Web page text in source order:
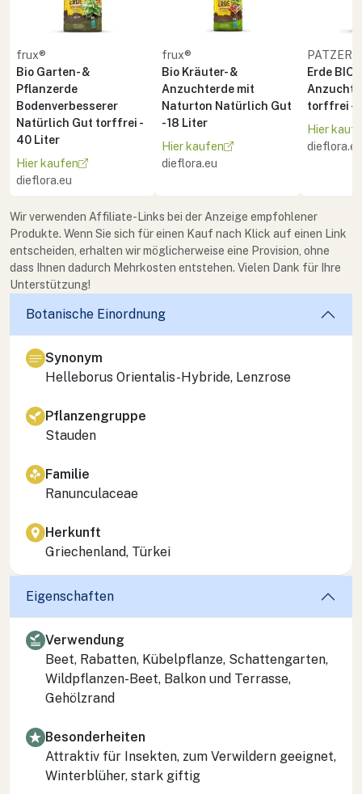
frux®
Bio Garten- &
Pflanzerde
Bodenverbesserer
Natürlich Gut torffrei -
40 Liter
Hier kaufen
dieflora.eu
frux®
Bio Kräuter- &
Anzuchterde mit
Naturton Natürlich Gut
- 18 Liter
Hier kaufen
dieflora.eu
PATZER
Erde
Anzucht
torffrei -
Hier
dieflora.eu
Wir verwenden Affiliate-Links bei der Anzeige empfohlener
Produkte. Wenn Sie sich für einen Kauf nach Klick auf einen Link
entscheiden, erhalten wir möglicherweise eine Provision, ohne
dass Ihnen dadurch Mehrkosten entstehen. Vielen Dank für Ihre
Unterstützung!
Botanische Einordnung
Synonym
Helleborus Orientalis-Hybride, Lenzrose
Pflanzengruppe
Stauden
Familie
Ranunculaceae
Herkunft
Griechenland, Türkei
Eigenschaften
Verwendung
Beet, Rabatten, Kübelpflanze, Schattengarten,
Wildpflanzen-Beet, Balkon und Terrasse,
Gehölzrand
Besonderheiten
Attraktiv für Insekten, zum Verwildern geeignet,
Winterblüher, stark giftig